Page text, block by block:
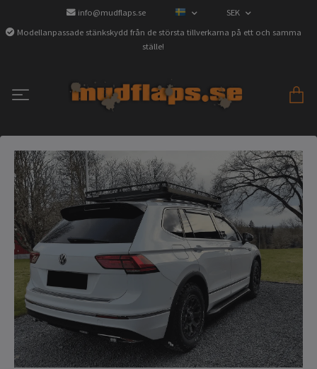
info@mudflaps.se
SEK
Modellanpassade stänkskydd från de största tillverkarna på ett och samma
ställe!